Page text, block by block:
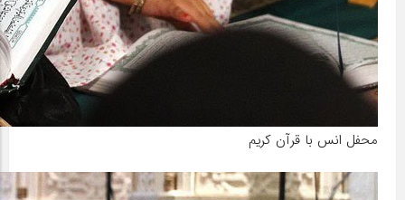
محفل انس با قرآن کریم